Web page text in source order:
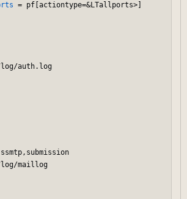
= pf[actiontype=&LTallports>]